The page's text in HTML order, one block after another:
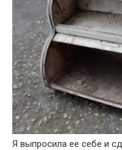
Я выпросила ее себе и